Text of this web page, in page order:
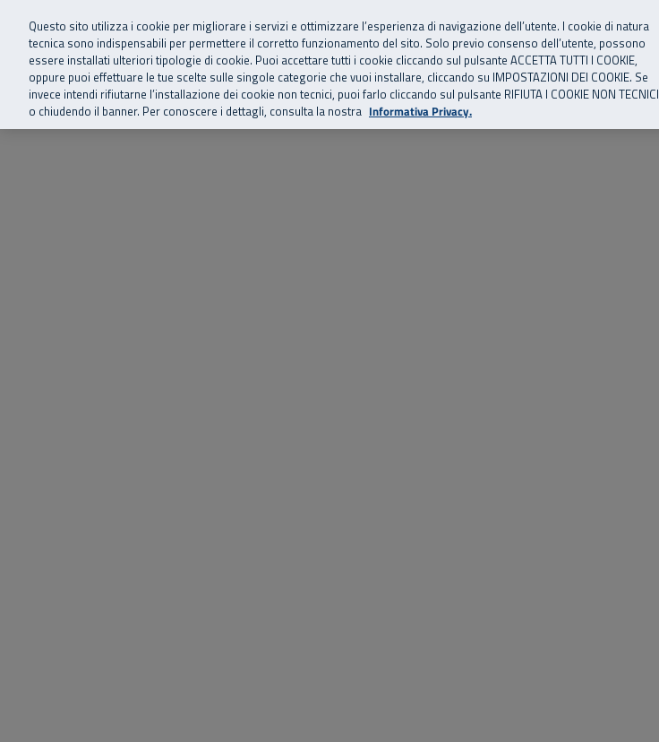
Vai al menu principale
Vai al contenuto principale
Vai al Footer
SuperAbile - il Contact Center Inail per il mondo della disabilità
Home Chi siamo Storie, news ed eventi Risorse utili Supporto
Questo sito utilizza i cookie per migliorare i servizi e ottimizzare l’esperienza di navigazione dell’utente. I cookie di natura
tecnica sono indispensabili per permettere il corretto funzionamento del sito. Solo previo consenso dell’utente, possono
essere installati ulteriori tipologie di cookie. Puoi accettare tutti i cookie cliccando sul pulsante ACCETTA TUTTI I COOKIE,
oppure puoi effettuare le tue scelte sulle singole categorie che vuoi installare, cliccando su IMPOSTAZIONI DEI COOKIE. Se
invece intendi rifiutarne l’installazione dei cookie non tecnici, puoi farlo cliccando sul pulsante RIFIUTA I COOKIE NON TECNICI
o chiudendo il banner. Per conoscere i dettagli, consulta la nostra Informativa Privacy.